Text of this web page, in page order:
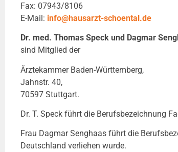
Fax: 07943/8106
E-Mail: info@hausarzt-schoental.de
Dr. med. Thomas Speck und Dagmar
sind Mitglied der
Ärztekammer Baden-Württemberg,
Jahnstr. 40,
70597 Stuttgart.
Dr. T. Speck führt die Berufsbezeichnung
Frau Dagmar Senghaas führt die
Deutschland verliehen wurde.